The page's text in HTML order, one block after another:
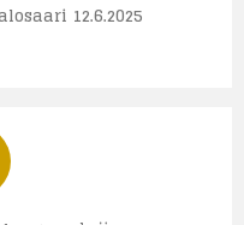
12.6.2025